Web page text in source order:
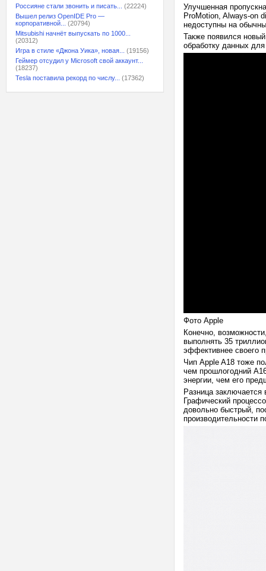
Россияне стали звонить и писать...
(22224)
Вышел релиз OpenIDE Pro —
корпоративной...
(20794)
Mitsubishi начнёт выпускать по 1000...
(20312)
Игра в стиле «Джона Уика», новая...
(19156)
Геймер отсудил у Microsoft свой аккаунт...
(18237)
Tesla поставила рекорд по числу...
(17362)
Улучшенная
ProMotion, Always-on
недоступны на
Также появился
обработку данных
Фото Apple
Конечно,
выполнять 35
эффективнее своего
Чип Apple A18 тоже
чем прошлогодний
энергии, чем его
Разница заключается
Графический
довольно быстрый,
производительности